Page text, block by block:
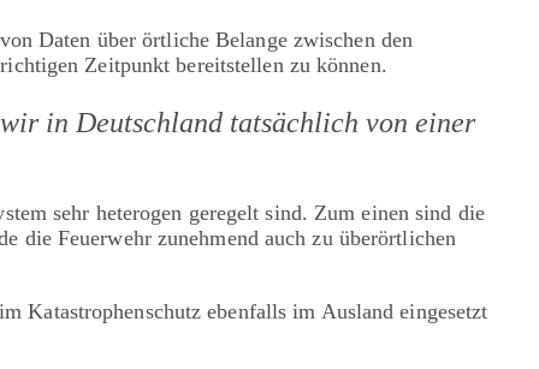
Daten über örtliche Belange zwischen den
Zeitpunkt bereitstellen zu können.
in Deutschland tatsächlich von einer
sehr heterogen geregelt sind. Zum einen sind die
die Feuerwehr zunehmend auch zu überörtlichen
Katastrophenschutz ebenfalls im Ausland eingesetzt